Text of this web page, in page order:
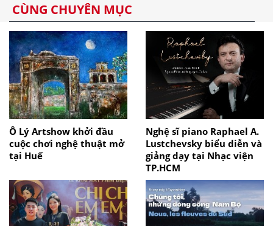
CÙNG CHUYÊN MỤC
Ô Lý Artshow khởi đầu
cuộc chơi nghệ thuật mở
tại Huế
Nghệ sĩ piano Raphael A.
Lustchevsky biểu diễn và
giảng dạy tại Nhạc viện
TP.HCM